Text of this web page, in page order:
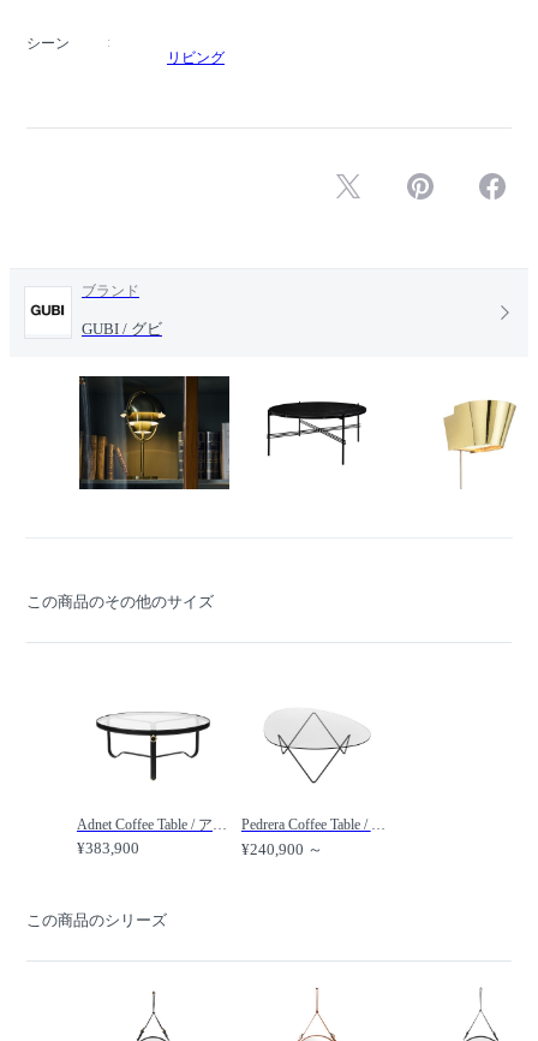
シーン
リビング
ブランド
GUBI / グビ
この商品のその他のサイズ
Adnet Coffee Table / アドネ コーヒーテーブル Φ1000 /
¥383,900
Pedrera Coffee Table / ペドレラ コーヒーテーブル /
¥240,900 ～
この商品のシリーズ